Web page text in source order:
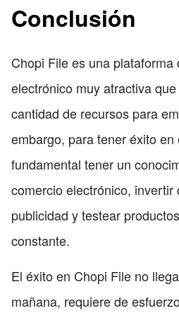
Conclusión
Chopi File es una plataforma
electrónico muy atractiva
cantidad de recursos para
embargo, para tener éxito
fundamental tener un
comercio electrónico, invertir
publicidad y testear
constante.
El éxito en Chopi File no
mañana, requiere de